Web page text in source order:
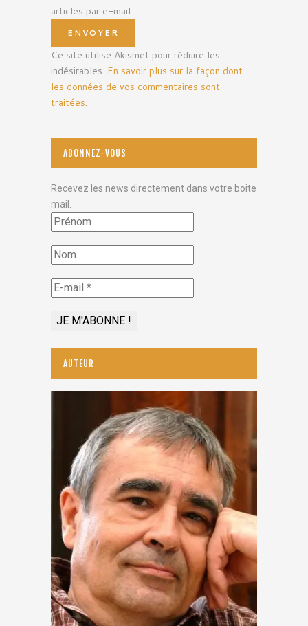
articles par e-mail.
Ce site utilise Akismet pour réduire les
indésirables. En savoir plus sur la façon dont
les données de vos commentaires sont
traitées.
ABONNEZ-VOUS
Recevez les news directement dans votre boite
mail.
AUTEUR